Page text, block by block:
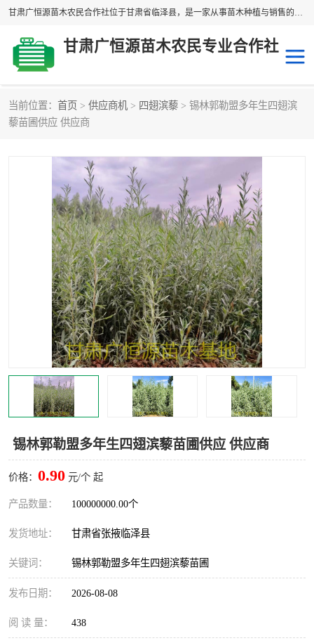
甘肃广恒源苗木农民合作社位于甘肃省临泽县，是一家从事苗木种植与销售的农民合作组织，合作社拥有苗木基地1500多亩，种植苗木品种40多个，年产各类苗木2000多万株。主营：白刺苗、红柳苗、梭梭苗等，我们以“种植一流的苗子，诚信经营”的经营理念，竭诚为每一位客户做优质的服务，欢迎来电咨询！
甘肃广恒源苗木农民专业合作社
当前位置： 首页 > 供应商机 > 四翅滨藜 > 锡林郭勒盟多年生四翅滨
藜苗圃供应 供应商
锡林郭勒盟多年生四翅滨藜苗圃供应 供应商
价格： 0.90 元/个 起
产品数量： 100000000.00个
发货地址： 甘肃省张掖临泽县
关键词： 锡林郭勒盟多年生四翅滨藜苗圃
发布日期： 2026-08-08
阅 读 量： 438
新疆杨
圆冠榆 柠条
白刺苗
沙枣树 红柳苗
沙棘苗 柽柳苗
砂生槐 四翅滨藜